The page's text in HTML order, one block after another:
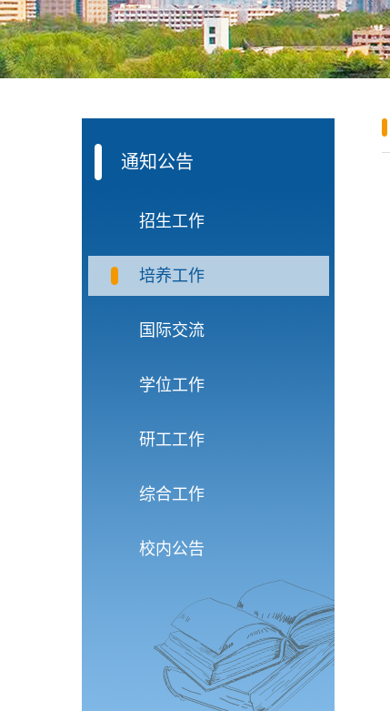
通知公告
招生工作
培养工作
国际交流
学位工作
研工工作
综合工作
校内公告